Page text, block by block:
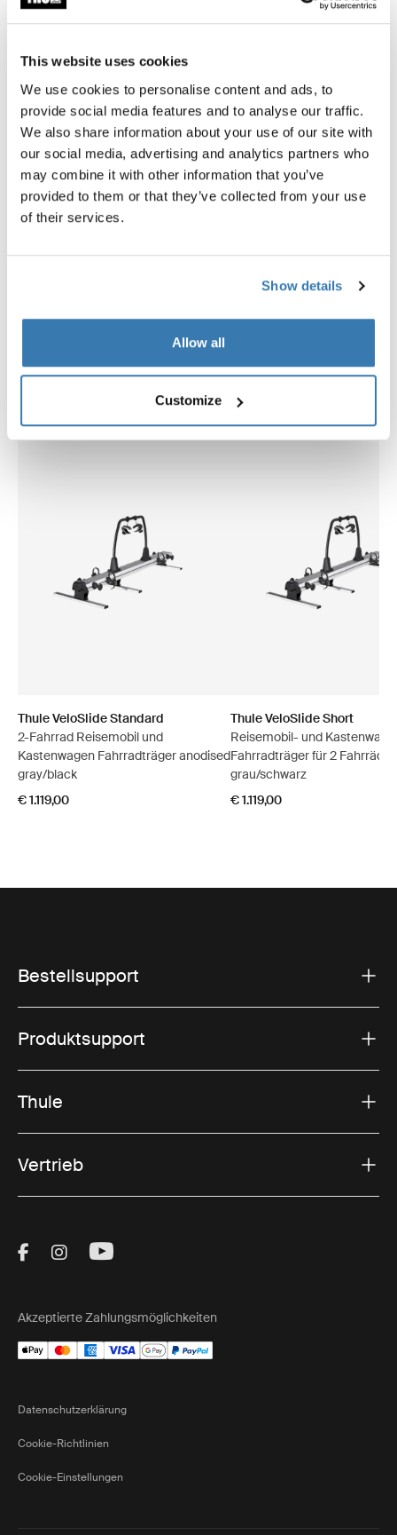
This website uses cookies
We use cookies to personalise content and ads, to
provide social media features and to analyse our traffic.
We also share information about your use of our site with
our social media, advertising and analytics partners who
may combine it with other information that you’ve
provided to them or that they’ve collected from your use
of their services.
Show details
Allow all
Customize
Bewertungen
Herstellungsinformationen
Eingetragenes Warenzeichen: Thule Schweden AB
Name des Herstellers: Thule Schweden
Adresse des Herstellers: Borggatan 5,
335 73 Hillerstorp, Sweden
E-Mail-Adresse: Kontakt@thule.com
Verwandte Produkte
Thule VeloSlide Standard
2-Fahrrad Reisemobil und
Kastenwagen Fahrradträger anodised
gray/black
€ 1.119,00
Thule VeloSlide Short
Reisemobil- und
Fahrradträger für 2
grau/schwarz
€ 1.119,00
Bestellsupport
Produktsupport
Thule
Vertrieb
Visit Thule on Facebook (external link)
Visit Thule on Instagram (external link)
Visit Thule on Youtube (external
Akzeptierte Zahlungsmöglichkeiten
Datenschutzerklärung
Cookie-Richtlinien
Cookie-Einstellungen